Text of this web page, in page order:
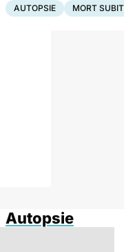
AUTOPSIE MORT
Autopsie